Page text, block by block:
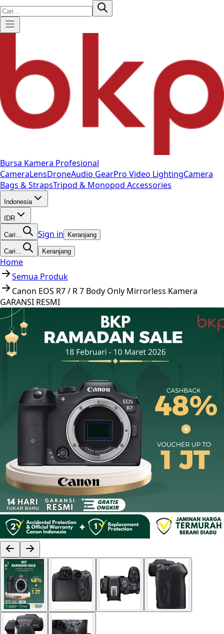
Bursa Kamera Profesional
CameraLensDroneAudio GearPro Video LightingCamera
Bags & StrapsTripod & Monopod Accessories
Indonesia
IDR
Cari… Sign in Keranjang
Cari… Keranjang
Home
Semua Produk
Canon EOS R7 / R 7 Body Only Mirrorless Kamera
GARANSI RESMI